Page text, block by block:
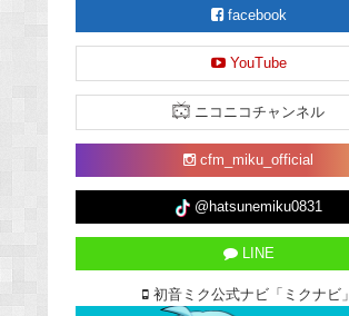
facebook
YouTube
ニコニコチャンネル
cfm_miku_official
@hatsunemiku0831
LINE
初音ミク公式ナビ「ミクナビ」